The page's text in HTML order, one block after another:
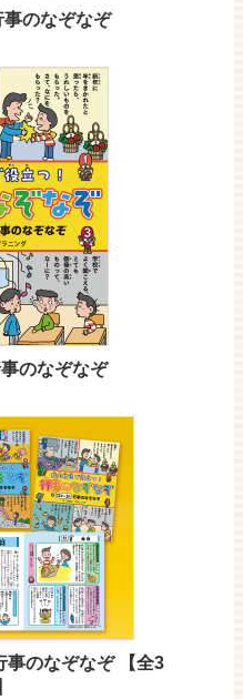
のなぞなぞ
のなぞなぞ
事のなぞなぞ 【全3